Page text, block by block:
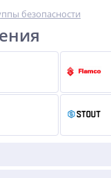
безопасности